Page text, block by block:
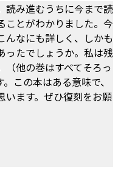
読み進むうちに今まで読
ことがわかりました。今
んなにも詳しく、しかも
ったでしょうか。私は残
他の巻はすべてそろっ
この本はある意味で、
います。ぜひ復刻をお願